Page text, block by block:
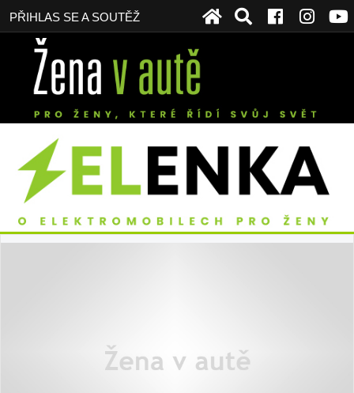
PŘIHLAS SE A SOUTĚŽ